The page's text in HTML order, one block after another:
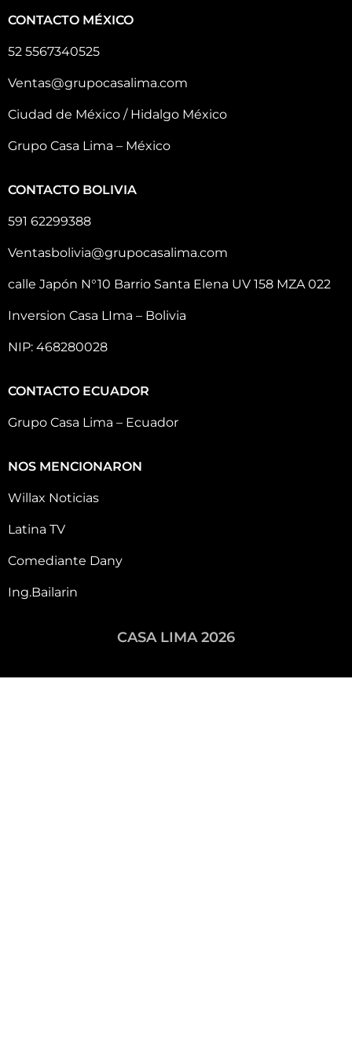
CONTACTO MÉXICO
52 5567340525
Ventas@grupocasalima.com
Ciudad de México / Hidalgo México
Grupo Casa Lima – México
CONTACTO BOLIVIA
591 62299388
Ventasbolivia@grupocasalima.com
calle Japón N°10 Barrio Santa Elena UV 158 MZA 022
Inversion Casa LIma – Bolivia
NIP: 468280028
CONTACTO ECUADOR
Grupo Casa Lima – Ecuador
NOS MENCIONARON
Willax Noticias
Latina TV
Comediante Dany
Ing.Bailarin
CASA LIMA 2026